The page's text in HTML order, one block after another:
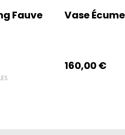
Fauve Vase
160,00 €